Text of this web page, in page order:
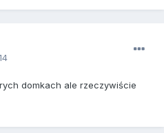
domkach ale rzeczywiście